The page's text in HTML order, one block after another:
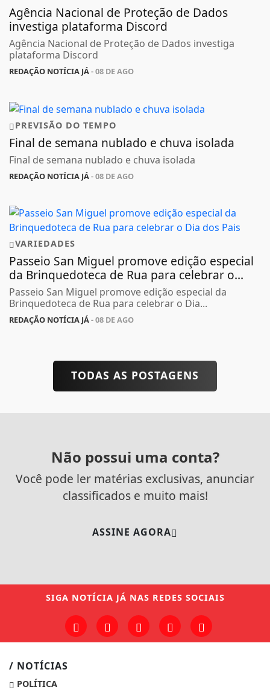
Agência Nacional de Proteção de Dados
investiga plataforma Discord
Agência Nacional de Proteção de Dados investiga
plataforma Discord
REDAÇÃO NOTÍCIA JÁ- 08 DE AGO
PREVISÃO DO TEMPO
Final de semana nublado e chuva isolada
Final de semana nublado e chuva isolada
REDAÇÃO NOTÍCIA JÁ- 08 DE AGO
VARIEDADES
Passeio San Miguel promove edição especial
da Brinquedoteca de Rua para celebrar o...
Passeio San Miguel promove edição especial da
Brinquedoteca de Rua para celebrar o Dia...
REDAÇÃO NOTÍCIA JÁ- 08 DE AGO
TODAS AS POSTAGENS
Não possui uma conta?
Você pode ler matérias exclusivas, anunciar
classificados e muito mais!
ASSINE AGORA
SIGA NOTÍCIA JÁ NAS REDES SOCIAIS
/ NOTÍCIAS
POLÍTICA